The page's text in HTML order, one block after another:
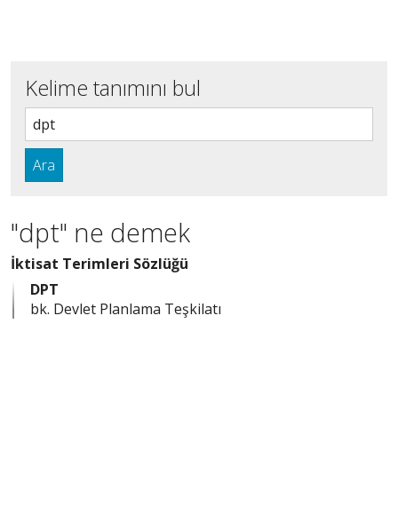
Kelime tanımını bul
Ara
"dpt" ne demek
İktisat Terimleri Sözlüğü
DPT
bk. Devlet Planlama Teşkilatı